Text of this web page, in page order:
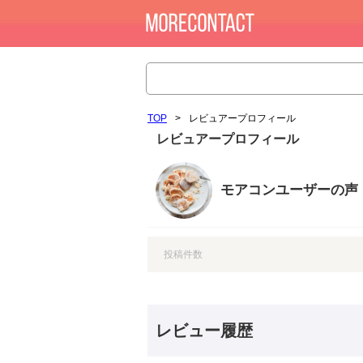
TOP > レビュアープロフィール
レビュアープロフィール
モアコンユーザーの声
投稿件数
レビュー履歴